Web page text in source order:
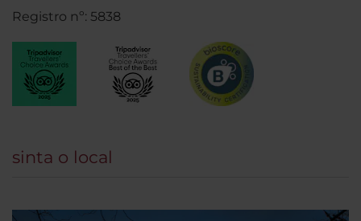
Registro nº: 5838
sinta o local